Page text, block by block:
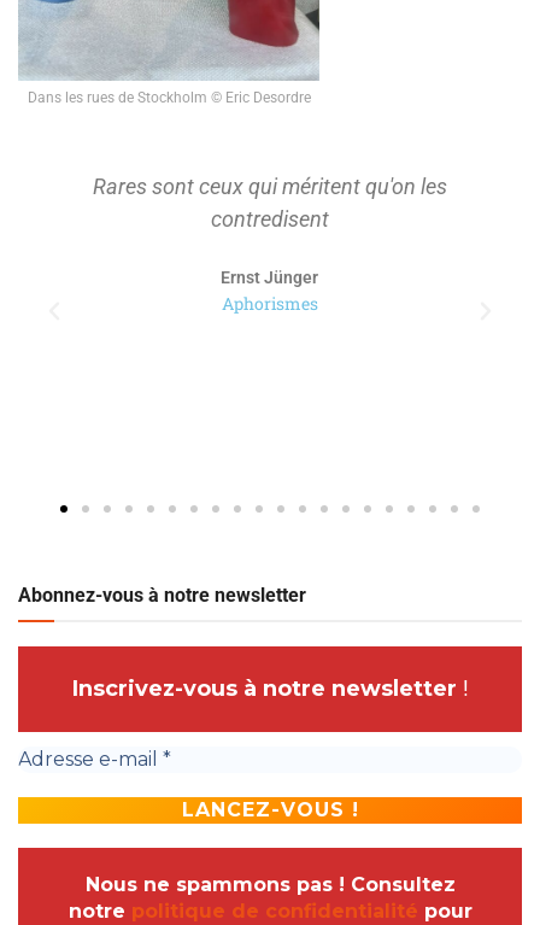
Dans les rues de Stockholm © Eric Desordre
Rares sont ceux qui méritent qu'on les
contredisent
Ernst Jünger
Aphorismes
Abonnez-vous à notre newsletter
Inscrivez-vous à notre newsletter !
Nous ne spammons pas ! Consultez
notre politique de confidentialité pour